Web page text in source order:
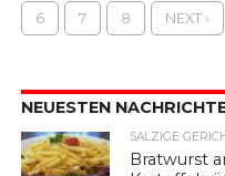
6 7 8 NEXT ›
NEUESTEN
SALZIGE
Bratwurst